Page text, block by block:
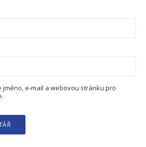
jméno, e-mail a webovou stránku pro